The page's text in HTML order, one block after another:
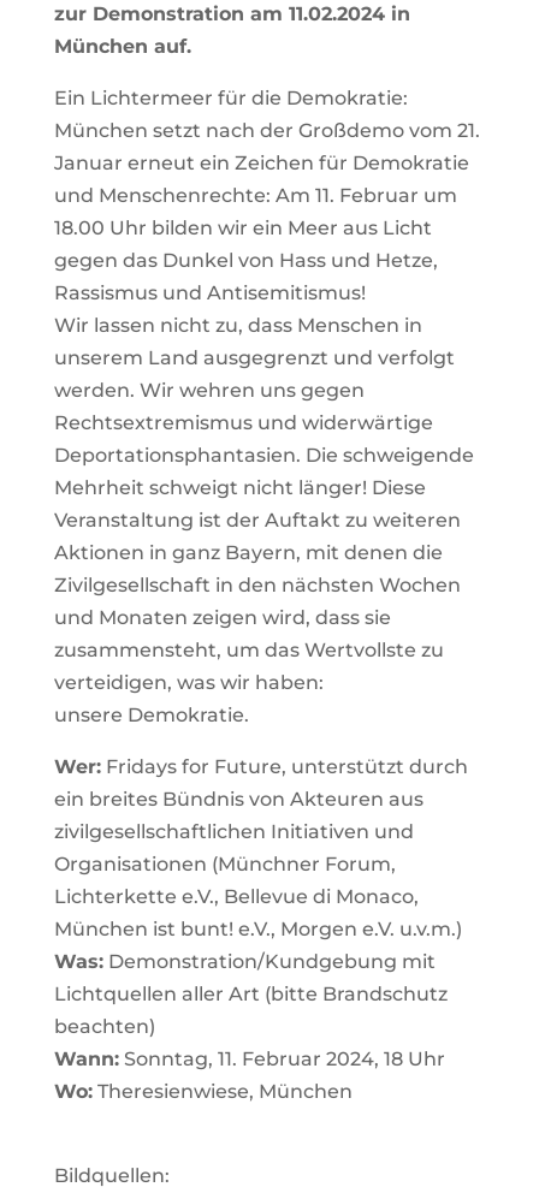
zur Demonstration am 11.02.2024 in
München auf.
Ein Lichtermeer für die Demokratie:
München setzt nach der Großdemo vom 21.
Januar erneut ein Zeichen für Demokratie
und Menschenrechte: Am 11. Februar um
18.00 Uhr bilden wir ein Meer aus Licht
gegen das Dunkel von Hass und Hetze,
Rassismus und Antisemitismus!
Wir lassen nicht zu, dass Menschen in
unserem Land ausgegrenzt und verfolgt
werden. Wir wehren uns gegen
Rechtsextremismus und widerwärtige
Deportationsphantasien. Die schweigende
Mehrheit schweigt nicht länger! Diese
Veranstaltung ist der Auftakt zu weiteren
Aktionen in ganz Bayern, mit denen die
Zivilgesellschaft in den nächsten Wochen
und Monaten zeigen wird, dass sie
zusammensteht, um das Wertvollste zu
verteidigen, was wir haben:
unsere Demokratie.
Wer:Fridays for Future, unterstützt durch
ein breites Bündnis von Akteuren aus
zivilgesellschaftlichen Initiativen und
Organisationen (Münchner Forum,
Lichterkette e.V., Bellevue di Monaco,
München ist bunt! e.V., Morgen e.V. u.v.m.)
Was:Demonstration/Kundgebung mit
Lichtquellen aller Art (bitte Brandschutz
beachten)
Wann:Sonntag, 11. Februar 2024, 18 Uhr
Wo:Theresienwiese, München
Bildquellen: